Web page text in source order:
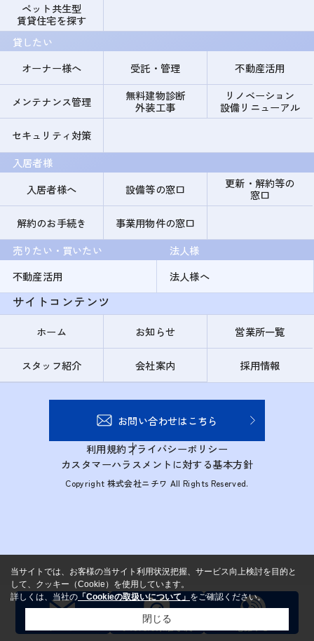
ペット共生型
賃貸住宅を探す
貸したい
オーナー様へ
受託・管理 不動産活用
メンテナンス管理
無料建物診断
外装工事
リノベーション
設備リニューアル
セキュリティ対策
入居者様
入居者様へ
設備等の窓口
更新・解約等の
窓口
解約のお手続き
事業用物件の窓口
売りたい・買いたい
不動産活用
法人様
法人様へ
サイトコンテンツ
ホーム お知らせ 営業所一覧
スタッフ紹介 会社案内 採用情報
お問い合わせはこちら
利用規約プライバシーポリシー
カスタマーハラスメントに対する基本方針
Copyright 株式会社ニチワ All Rights Reserved.
当サイトでは、お客様の当サイト利用状況把握、サービス向上検討を目的と
して、クッキー（Cookie）を使用しています。
詳しくは、当社の 「Cookieの取扱いについて」 をご確認ください。
閉じる